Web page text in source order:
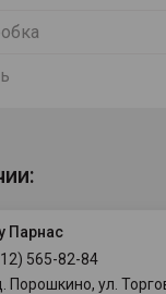
Парнас
565-82-84
Порошкино, ул.